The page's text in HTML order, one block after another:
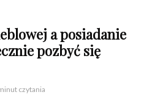
a posiadanie
pozbyć się
czytania